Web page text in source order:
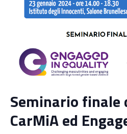
Seminario finale
CarMiA ed